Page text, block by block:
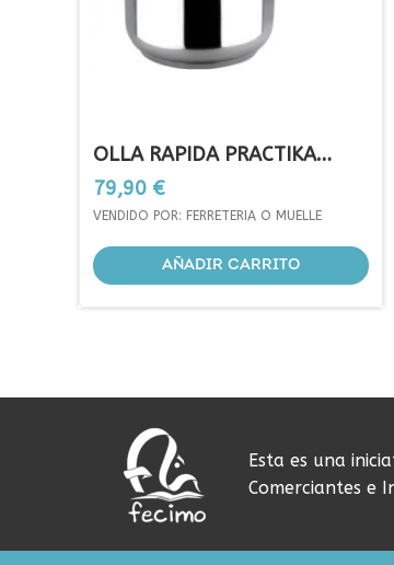
OLLA RAPIDA PRACTIKA
PLUS 6...
Precio
79,90 €
VENDIDO POR: FERRETERIA O MUELLE
AÑADIR CARRITO
Esta es una
Comerciantes e